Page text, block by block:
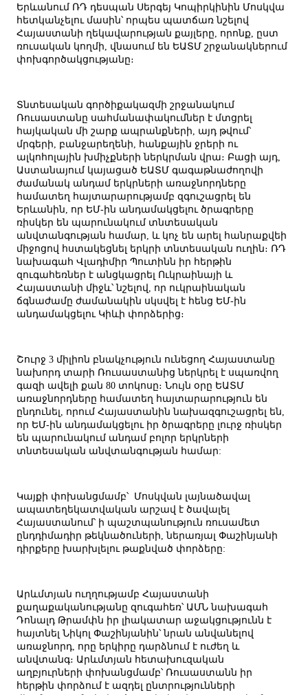
Երևանում ՌԴ դեսպան Սերգեյ Կոպիրկինին Մոսկվա
հետկանչելու մասին՝ որպես պատճառ նշելով
Հայաստանի ղեկավարության քայլերը, որոնք, ըստ
ռուսական կողմի, վնասում են ԵԱՏՄ շրջանակներում
փոխգործակցությանը։
Տնտեսական գործիքակազմի շրջանակում
Ռուսաստանը սահմանափակումներ է մտցրել
հայկական մի շարք ապրանքների, այդ թվում՝
մրգերի, բանջարեղենի, հանքային ջրերի ու
ալկոհոլային խմիչքների ներկրման վրա։ Բացի այդ,
Աստանայում կայացած ԵԱՏՄ գագաթնաժողովի
ժամանակ անդամ երկրների առաջնորդները
համատեղ հայտարարությամբ զգուշացրել են
Երևանին, որ ԵՄ-ին անդամակցելու ծրագրերը
ռիսկեր են պարունակում տնտեսական
անվտանգության համար, և կոչ են արել հանրաքվեի
միջոցով հստակեցնել երկրի տնտեսական ուղին։ ՌԴ
նախագահ Վլադիմիր Պուտինն իր հերթին
զուգահեռներ է անցկացրել Ուկրաինայի և
Հայաստանի միջև՝ նշելով, որ ուկրաինական
ճգնաժամը ժամանակին սկսվել է հենց ԵՄ-ին
անդամակցելու Կիևի փորձերից։
Շուրջ 3 միլիոն բնակչություն ունեցող Հայաստանը
նախորդ տարի Ռուսաստանից ներկրել է սպառվող
գազի ավելի քան 80 տոկոսը։ Նույն օրը ԵԱՏՄ
առաջնորդները համատեղ հայտարարություն են
ընդունել, որում Հայաստանին նախազգուշացրել են,
որ ԵՄ-ին անդամակցելու իր ծրագրերը լուրջ ռիսկեր
են պարունակում անդամ բոլոր երկրների
տնտեսական անվտանգության համար:
Կայքի փոխանցմամբ՝ Մոսկվան լայնածավալ
ապատեղեկատվական արշավ է ծավալել
Հայաստանում՝ ի պաշտպանություն ռուսամետ
ընդդիմադիր թեկնածուների, ներառյալ Փաշինյանի
դիրքերը խարխլելու թաքնված փորձերը:
Արևմտյան ուղղությամբ Հայաստանի
քաղաքականությանը զուգահեռ՝ ԱՄՆ նախագահ
Դոնալդ Թրամփն իր լիակատար աջակցությունն է
հայտնել Նիկոլ Փաշինյանին՝ նրան անվանելով
առաջնորդ, որը երկիրը դարձնում է ուժեղ և
անվտանգ։ Արևմտյան հետախուզական
աղբյուրների փոխանցմամբ՝ Ռուսաստանն իր
հերթին փորձում է ազդել ընտրությունների